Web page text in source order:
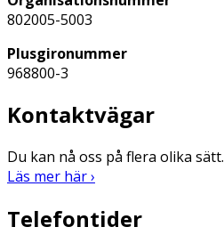
802005-5003
Plusgironummer
968800-3
Kontaktvägar
Du kan nå oss på flera olika sätt.
Läs mer här ›
Telefontider